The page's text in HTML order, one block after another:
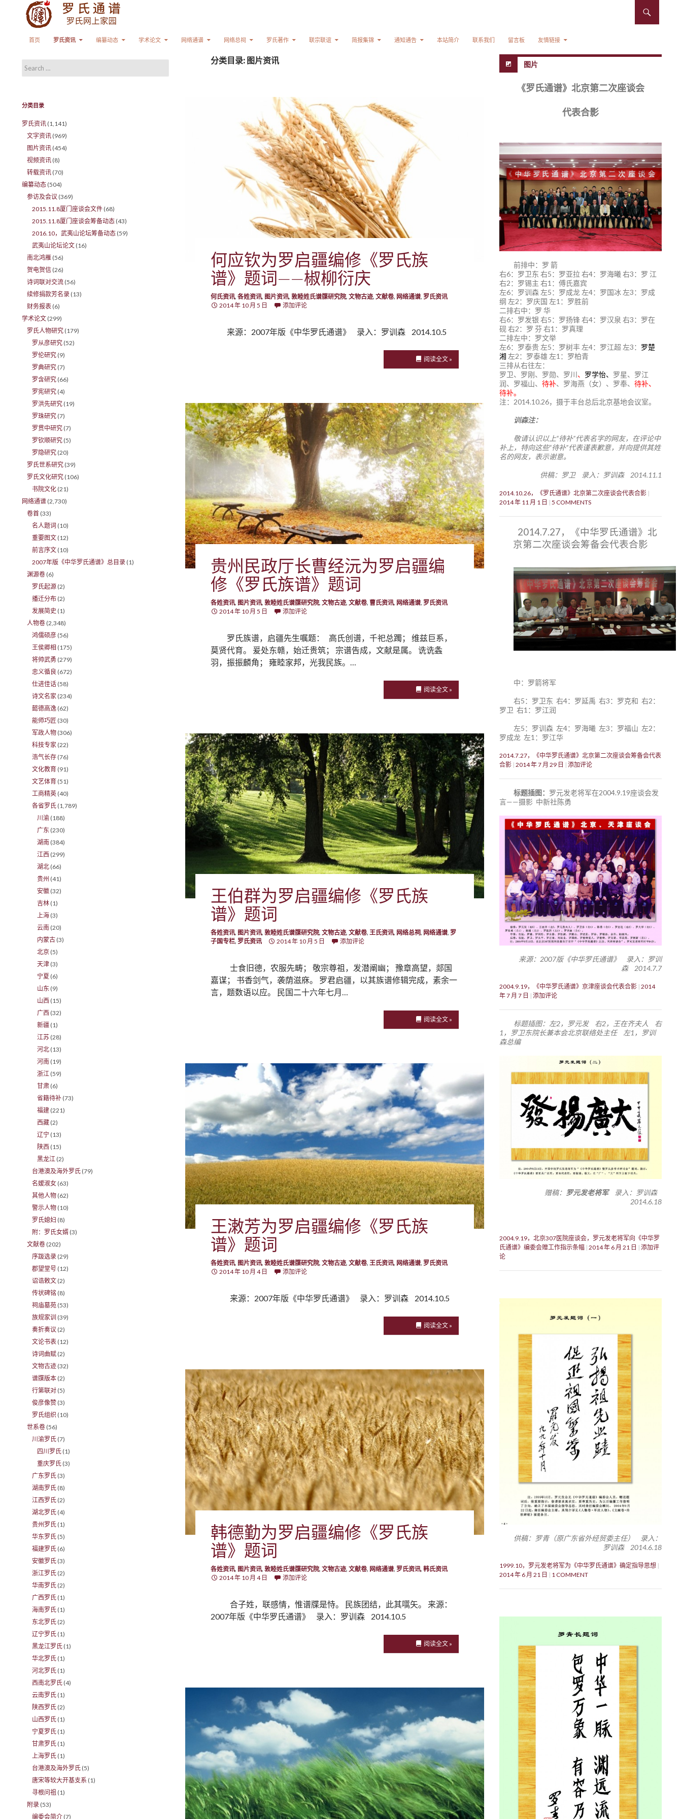
首页
罗氏资讯 编纂动态 学术论文 网络通谱 网络总祠 罗氏著作 联宗联谊 简报集锦 通知通告 本站简介 联系我们 留言板 友情链接
分类目录: 图片资讯
何应钦为罗启疆编修《罗氏族
谱》题词——椒柳衍庆
何氏资讯, 各姓资讯, 图片资讯, 敦睦姓氏谱牒研究院, 文物古迹, 文献卷, 网络通谱, 罗氏资讯
2014 年 10 月 5 日
添加评论
来源：2007年版《中华罗氏通谱》 录入：罗训森 2014.10.5
阅读全文 »
贵州民政厅长曹经沅为罗启疆编
修《罗氏族谱》题词
各姓资讯, 图片资讯, 敦睦姓氏谱牒研究院, 文物古迹, 文献卷, 曹氏资讯, 网络通谱, 罗氏资讯
2014 年 10 月 5 日
添加评论
罗氏族谱，启疆先生嘱题： 高氏创谱，千祀总躅； 维兹巨系，
莫贤代育。 爰处东赣，始迁贵筑； 宗谱告成，文献是属。 诜诜螽
羽，振振麟角； 雍睦家邦，光我民族。…
阅读全文 »
王伯群为罗启疆编修《罗氏族
谱》题词
各姓资讯, 图片资讯, 敦睦姓氏谱牒研究院, 文物古迹, 文献卷, 王氏资讯, 网络总祠, 网络通谱, 罗
子国专栏, 罗氏资讯 2014 年 10 月 5 日 添加评论
士食旧德，农服先畴； 敬宗尊祖，发潜阐幽； 豫章高望，郯国
嘉谋； 书香剑气，袭荫滋庥。 罗君启疆，以其族谱修辑完成，素余一
言，题数语以应。 民国二十六年七月…
阅读全文 »
王潄芳为罗启疆编修《罗氏族
谱》题词
各姓资讯, 图片资讯, 敦睦姓氏谱牒研究院, 文物古迹, 文献卷, 王氏资讯, 网络通谱, 罗氏资讯
2014 年 10 月 4 日
添加评论
来源：2007年版《中华罗氏通谱》 录入：罗训森 2014.10.5
阅读全文 »
韩德勤为罗启疆编修《罗氏族
谱》题词
各姓资讯, 图片资讯, 敦睦姓氏谱牒研究院, 文物古迹, 文献卷, 网络通谱, 罗氏资讯, 韩氏资讯
2014 年 10 月 4 日
添加评论
合子姓，联感情，惟谱牒是恃。 民族团结，此其嚆矢。 来源：
2007年版《中华罗氏通谱》 录入：罗训森 2014.10.5
阅读全文 »
图片
《罗氏通谱》北京第二次座谈会
代表合影
前排中：罗 箭
右6：罗卫东 右5：罗亚拉 右4：罗海曦 右3：罗 江
右2：罗锡主 右1：傅氏嘉宾
左6：罗训森 左5：罗成龙 左4：罗国冰 左3：罗成
纲 左2：罗庆国 左1：罗胜前
二排右中：罗 华
右6：罗发银 右5：罗扬锋 右4：罗汉泉 右3：罗在
砚 右2：罗 芬 右1：罗真理
二排左中：罗文举
左6：罗泰贵 左5：罗树丰 左4：罗江超 左3： 罗楚
湘 左2：罗泰雄 左1：罗柏青
三排从右往左：
罗卫、罗刚、罗勋、罗川、 罗学怡、 罗星、罗江
润、罗福山、 待补、罗海燕（女）、罗奉、 待补、
待补。
注：2014.10.26，摄于丰台总后北京基地会议室。
训森注：
敬请认识以上“待补”代表名字的网友，在评论中
补上，特向这些“待补”代表谨表歉意，并向提供其姓
名的网友，表示谢意。
供稿：罗卫 录入：罗训森 2014.11.1
2014.10.26，《罗氏通谱》北京第二次座谈会代表合影
2014 年 11 月 1 日
5 COMMENTS
2014.7.27，《中华罗氏通谱》北
京第二次座谈会筹备会代表合影
中：罗箭将军
右5：罗卫东 右4：罗延禹 右3：罗克和 右2：
罗卫 右1：罗江润
左5：罗训森 左4：罗海曦 左3：罗福山 左2：
罗成龙 左1：罗江华
2014.7.27，《中华罗氏通谱》北京第二次座谈会筹备会代表
合影 2014 年 7 月 29 日 添加评论
标题插图： 罗元发老将军在2004.9.19座谈会发
言——摄影 中新社陈勇
来源：2007版《中华罗氏通谱》 录入：罗训
森 2014.7.7
2004.9.19，《中华罗氏通谱》京津座谈会代表合影 2014
年 7 月 7 日
添加评论
标题插图：左2，罗元发 右2，王在齐夫人 右
1，罗卫东院长兼本会北京联络处主任 左1，罗训
森总编
赠稿： 罗元发老将军录入：罗训森
2014.6.18
2004.9.19，北京307医院座谈会，罗元发老将军向《中华罗
氏通谱》编委会赠工作指示条幅 2014 年 6 月 21 日
添加评
论
供稿：罗青（原广东省外经贸委主任） 录入：
罗训森 2014.6.18
1999.10，罗元发老将军为《中华罗氏通谱》确定指导思想
2014 年 6 月 21 日
1 COMMENT
Search for:
分类目录
罗氏资讯 (1,141)
文字资讯 (969)
图片资讯 (454)
视频资讯 (8)
转载资讯 (70)
编纂动态 (504)
参访及会议 (369)
2015.11.8厦门座谈会文件 (68)
2015.11.8厦门座谈会筹备动态 (43)
2016.10，武夷山论坛筹备动态 (59)
武夷山论坛论文 (16)
南北鸿雁 (56)
贺电贺信 (26)
诗词联对交流 (56)
续修捐款芳名录 (13)
财务报表 (6)
学术论文 (299)
罗氏人物研究 (179)
罗从彦研究 (52)
罗伦研究 (9)
罗典研究 (7)
罗含研究 (66)
罗宪研究 (4)
罗洪先研究 (19)
罗珠研究 (7)
罗贯中研究 (7)
罗钦顺研究 (5)
罗隐研究 (20)
罗氏世系研究 (39)
罗氏文化研究 (106)
书院文化 (21)
网络通谱 (2,730)
卷首 (33)
名人题词 (10)
重要图文 (12)
前言序文 (10)
2007年版《中华罗氏通谱》总目录 (1)
渊源卷 (6)
罗氏起源 (2)
播迁分布 (2)
发展简史 (1)
人物卷 (2,348)
鸿儒硕彦 (56)
王侯卿相 (175)
将帅武勇 (279)
忠义循良 (672)
仕进佳话 (58)
诗文名家 (234)
懿德高逸 (62)
能师巧匠 (30)
军政人物 (306)
科技专家 (22)
浩气长存 (76)
文化教育 (91)
文艺体育 (51)
工商精英 (40)
各省罗氏 (1,789)
川渝 (188)
广东 (230)
湖南 (384)
江西 (299)
湖北 (66)
贵州 (41)
安徽 (32)
吉林 (1)
上海 (3)
云南 (20)
内蒙古 (3)
北京 (5)
天津 (3)
宁夏 (6)
山东 (9)
山西 (15)
广西 (32)
新疆 (1)
江苏 (28)
河北 (13)
河南 (19)
浙江 (59)
甘肃 (6)
省籍待补 (73)
福建 (221)
西藏 (2)
辽宁 (13)
陕西 (15)
黑龙江 (2)
台港澳及海外罗氏 (79)
名嫒淑女 (63)
其他人物 (62)
警示人物 (10)
罗氏媳妇 (8)
附：罗氏女婿 (3)
文献卷 (202)
序跋选录 (29)
郡望堂号 (12)
诏诰敕文 (2)
传状碑铭 (8)
祠庙墓苑 (53)
族规家训 (39)
奏折奏议 (2)
文论书表 (12)
诗词曲赋 (2)
文物古迹 (32)
谱牒版本 (2)
行第联对 (5)
俊彦像赞 (3)
罗氏组织 (10)
世系卷 (56)
川渝罗氏 (7)
四川罗氏 (1)
重庆罗氏 (3)
广东罗氏 (3)
湖南罗氏 (8)
江西罗氏 (2)
湖北罗氏 (4)
贵州罗氏 (1)
华东罗氏 (5)
福建罗氏 (6)
安徽罗氏 (3)
浙江罗氏 (2)
华南罗氏 (2)
广西罗氏 (1)
海南罗氏 (1)
东北罗氏 (2)
辽宁罗氏 (1)
黑龙江罗氏 (1)
华北罗氏 (1)
河北罗氏 (1)
西南北罗氏 (4)
云南罗氏 (1)
陕西罗氏 (2)
山西罗氏 (1)
宁夏罗氏 (1)
甘肃罗氏 (1)
上海罗氏 (1)
台港澳及海外罗氏 (5)
唐宋等较大开基支系 (1)
寻根问祖 (1)
附录 (53)
编委会简介 (7)